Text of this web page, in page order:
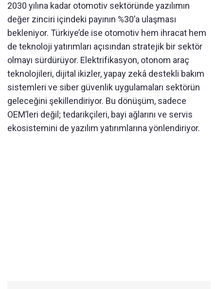
2030 yılına kadar otomotiv sektöründe yazılımın
değer zinciri içindeki payının %30’a ulaşması
bekleniyor. Türkiye’de ise otomotiv hem ihracat hem
de teknoloji yatırımları açısından stratejik bir sektör
olmayı sürdürüyor. Elektrifikasyon, otonom araç
teknolojileri, dijital ikizler, yapay zekâ destekli bakım
sistemleri ve siber güvenlik uygulamaları sektörün
geleceğini şekillendiriyor. Bu dönüşüm, sadece
OEM’leri değil; tedarikçileri, bayi ağlarını ve servis
ekosistemini de yazılım yatırımlarına yönlendiriyor.